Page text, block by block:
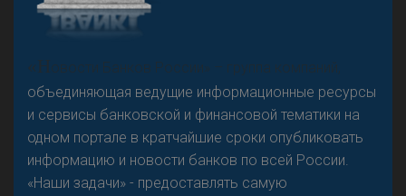
«Н
овости Банков России» – группа компаний,
объединяющая ведущие информационные ресурсы
и сервисы банковской и финансовой тематики на
одном портале в кратчайшие сроки опубликовать
информацию и новости банков по всей России.
«Наши задачи» - предоставлять самую